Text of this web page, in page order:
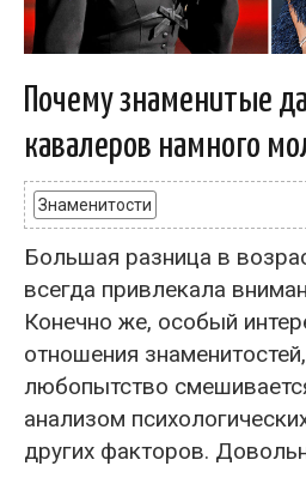
Почему знаменитые
кавалеров намного
Знаменитости
Большая разница в
всегда привлекала
Конечно же, особый
отношения
любопытство
анализом
других факторов.